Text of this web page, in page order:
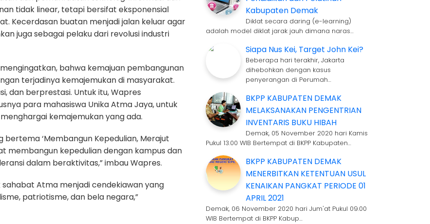
tidak linear, tetapi bersifat eksponensial
Kecerdasan buatan menjadi jalan keluar agar
juga sebagai pelaku dari revolusi industri
bahwa kemajuan pembangunan
terjadinya kemajemukan di masyarakat.
dan berprestasi. Untuk itu, Wapres
para mahasiswa Unika Atma Jaya, untuk
kemajemukan yang ada.
‘Membangun Kepedulian, Merajut
membangun kepedulian dengan kampus dan
dalam beraktivitas,” imbau Wapres.
sahabat Atma menjadi cendekiawan yang
patriotisme, dan bela negara,”
Kabupaten Demak
Diklat secara daring (e-learning)
adalah model diklat jarak jauh dimana naras…
Siapa Nus Kei, Target John Kei?
Beberapa hari terakhir, Jakarta
dihebohkan dengan kasus
penyerangan di Perumah…
BKPP KABUPATEN DEMAK
MELAKSANAKAN PENGENTRIAN
INVENTARIS BUKU HIBAH
Demak, 05 November 2020 hari Kamis
Pukul 13.00 WIB Bertempat di BKPP Kabupaten…
BKPP KABUPATEN DEMAK
MENERBITKAN KETENTUAN USUL
KENAIKAN PANGKAT PERIODE 01
APRIL 2021
Demak, 06 November 2020 hari Jum'at Pukul 09.00
WIB Bertempat di BKPP Kabup…